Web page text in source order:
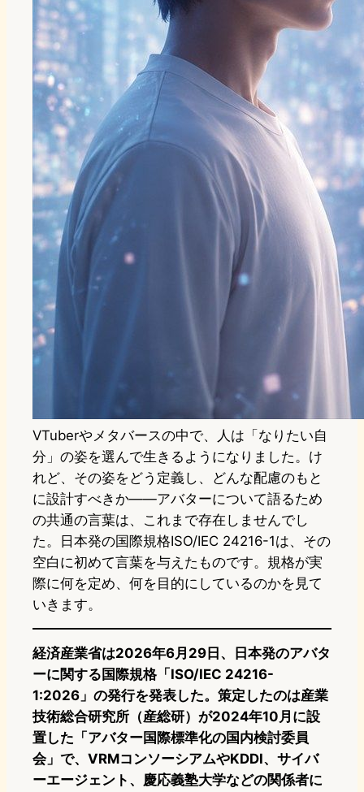
VTuberやメタバースの中で、人は「なりたい自
分」の姿を選んで生きるようになりました。け
れど、その姿をどう定義し、どんな配慮のもと
に設計すべきか——アバターについて語るため
の共通の言葉は、これまで存在しませんでし
た。日本発の国際規格ISO/IEC 24216-1は、その
空白に初めて言葉を与えたものです。規格が実
際に何を定め、何を目的にしているのかを見て
いきます。
経済産業省は2026年6月29日、日本発のアバタ
ーに関する国際規格「ISO/IEC 24216-
1:2026」の発行を発表した。策定したのは産業
技術総合研究所（産総研）が2024年10月に設
置した「アバター国際標準化の国内検討委員
会」で、VRMコンソーシアムやKDDI、サイバ
ーエージェント、慶応義塾大学などの関係者に